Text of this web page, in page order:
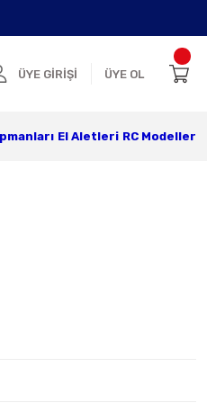
ÜYE GİRİŞİ ÜYE OL
El Aletleri RC Modeller